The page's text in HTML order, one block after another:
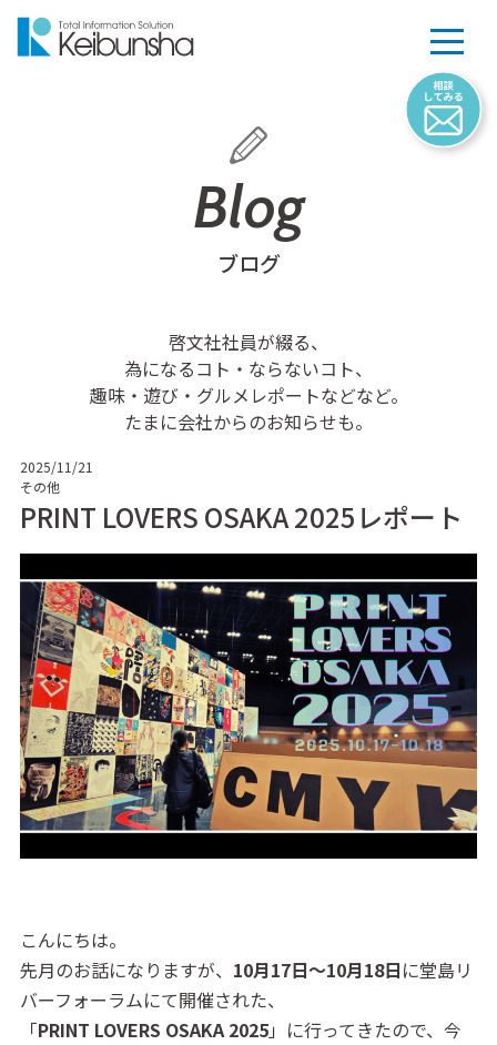
Blog
ブログ
啓文社社員が綴る、
為になるコト・ならないコト、
趣味・遊び・グルメレポートなどなど。
たまに会社からのお知らせも。
2025/11/21
その他
PRINT LOVERS OSAKA 2025レポート
こんにちは。
先月のお話になりますが、 10月17日～10月18日に堂島リ
バーフォーラムにて開催された、
「PRINT LOVERS OSAKA 2025」に行ってきたので、今